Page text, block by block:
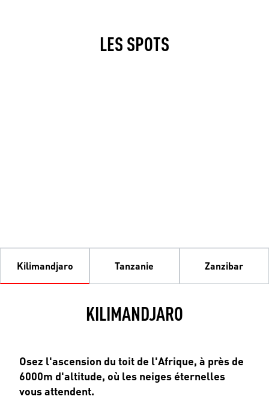
LES SPOTS
Kilimandjaro Tanzanie Zanzibar
KILIMANDJARO
Osez l'ascension du toit de l'Afrique, à près de
6000m d'altitude, où les neiges éternelles
vous attendent.